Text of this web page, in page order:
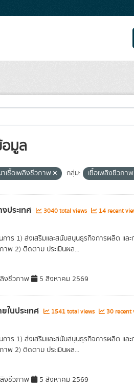
มูล
เชื้อเพลิงชีวภาพ กลุ่ม: เชื้อเพลิงชีวภาพ
ประเทศ 3040 total views 14 recent
าร 1) ส่งเสริมและสนับสนุนธุรกิจการผลิต แล
าพ 2) ติดตาม ประเมินผล...
งชีวภาพ 5 สิงหาคม 2569
ในประเทศ 1541 total views 30 recent
าร 1) ส่งเสริมและสนับสนุนธุรกิจการผลิต แล
าพ 2) ติดตาม ประเมินผล...
งชีวภาพ 5 สิงหาคม 2569